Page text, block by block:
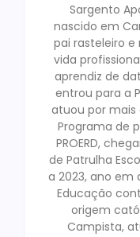
Sargento
nascido em
pai rasteleiro
vida
aprendiz de
entrou para a
atuou por mais
Programa de
PROERD,
de Patrulha
a 2023, ano em
Educação
origem
Campista,